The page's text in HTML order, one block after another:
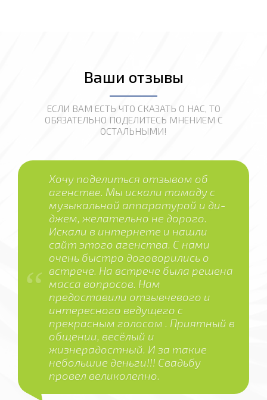
Ваши отзывы
ЕСЛИ ВАМ ЕСТЬ ЧТО СКАЗАТЬ О НАС, ТО
ОБЯЗАТЕЛЬНО ПОДЕЛИТЕСЬ МНЕНИЕМ С
ОСТАЛЬНЫМИ!
Хочу поделиться отзывом об
агенстве. Мы искали тамаду с
музыкальной аппаратурой и ди-
джем, желательно не дорого.
Искали в интернете и нашли
сайт этого агенства. С нами
очень быстро договорились о
встрече. На встрече была решена
масса вопросов. Нам
предоставили отзывчевого и
интересного ведущего с
прекрасным голосом . Приятный в
общении, весёлый и
жизнерадостный. И за такие
небольшие деньги!!! Свадьбу
провел великолепно.